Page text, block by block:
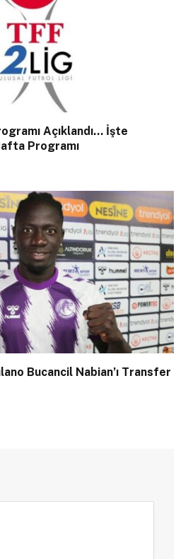
Açıklandı… İşte
Programı
Bucancil Nabian’ı Transfer